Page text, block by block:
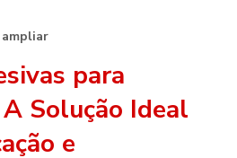
para
A Solução Ideal
e